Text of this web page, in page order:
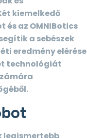
kiemelkedő
és az OMNIBotics
a sebészek
eredmény elérése
technológiát